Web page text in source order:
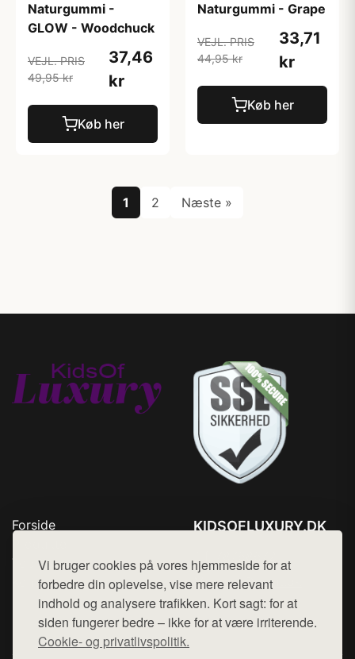
Vi bruger cookies på vores hjemmeside for at
forbedre din oplevelse, vise mere relevant
indhold og analysere trafikken. Kort sagt: for at
siden fungerer bedre – ikke for at være irriterende.
Cookie- og privatlivspolitik.
Naturgummi -
GLOW - Woodchuck
VEJL. PRIS
49,95 kr
37,46
kr
Køb her
Naturgummi - Grape
VEJL. PRIS
44,95 kr
33,71
kr
Køb her
1 2 Næste »
Forside
Top Rabatter
Kontakt
KIDSOFLUXURY.DK
Mail: hej@want.dk
Cookie- og privatlivspolitik